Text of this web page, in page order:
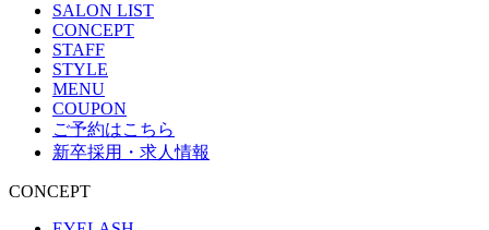
SALON LIST
CONCEPT
STAFF
STYLE
MENU
COUPON
ご予約はこちら
新卒採用・求人情報
CONCEPT